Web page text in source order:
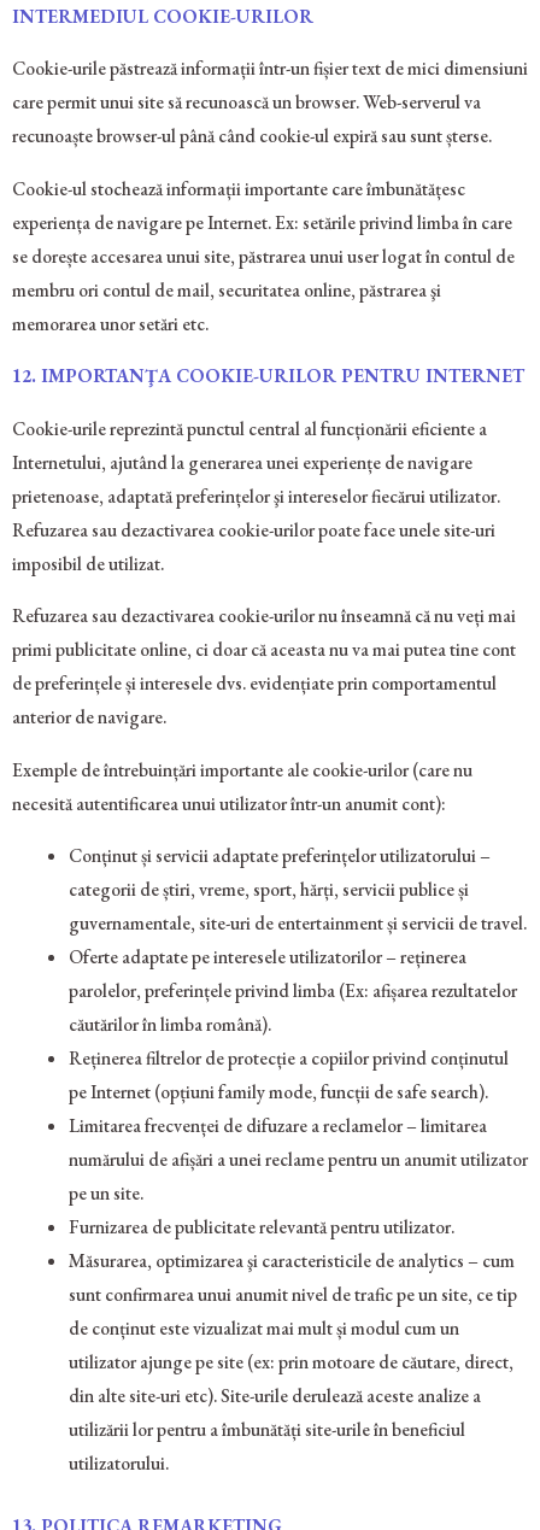
INTERMEDIUL COOKIE-URILOR
Cookie-urile păstrează informații într-un fișier text de mici dimensiuni
care permit unui site să recunoască un browser. Web-serverul va
recunoaște browser-ul până când cookie-ul expiră sau sunt șterse.
Cookie-ul stochează informații importante care îmbunătățesc
experiența de navigare pe Internet. Ex: setările privind limba în care
se dorește accesarea unui site, păstrarea unui user logat în contul de
membru ori contul de mail, securitatea online, păstrarea şi
memorarea unor setări etc.
12. IMPORTANŢA COOKIE-URILOR PENTRU INTERNET
Cookie-urile reprezintă punctul central al funcționării eficiente a
Internetului, ajutând la generarea unei experiențe de navigare
prietenoase, adaptată preferințelor şi intereselor fiecărui utilizator.
Refuzarea sau dezactivarea cookie-urilor poate face unele site-uri
imposibil de utilizat.
Refuzarea sau dezactivarea cookie-urilor nu înseamnă că nu veți mai
primi publicitate online, ci doar că aceasta nu va mai putea tine cont
de preferințele și interesele dvs. evidențiate prin comportamentul
anterior de navigare.
Exemple de întrebuințări importante ale cookie-urilor (care nu
necesită autentificarea unui utilizator într-un anumit cont):
Conținut și servicii adaptate preferințelor utilizatorului –
categorii de știri, vreme, sport, hărți, servicii publice și
guvernamentale, site-uri de entertainment și servicii de travel.
Oferte adaptate pe interesele utilizatorilor – reținerea
parolelor, preferințele privind limba (Ex: afișarea rezultatelor
căutărilor în limba română).
Reținerea filtrelor de protecție a copiilor privind conținutul
pe Internet (opțiuni family mode, funcții de safe search).
Limitarea frecvenței de difuzare a reclamelor – limitarea
numărului de afișări a unei reclame pentru un anumit utilizator
pe un site.
Furnizarea de publicitate relevantă pentru utilizator.
Măsurarea, optimizarea şi caracteristicile de analytics – cum
sunt confirmarea unui anumit nivel de trafic pe un site, ce tip
de conținut este vizualizat mai mult și modul cum un
utilizator ajunge pe site (ex: prin motoare de căutare, direct,
din alte site-uri etc). Site-urile derulează aceste analize a
utilizării lor pentru a îmbunătăți site-urile în beneficiul
utilizatorului.